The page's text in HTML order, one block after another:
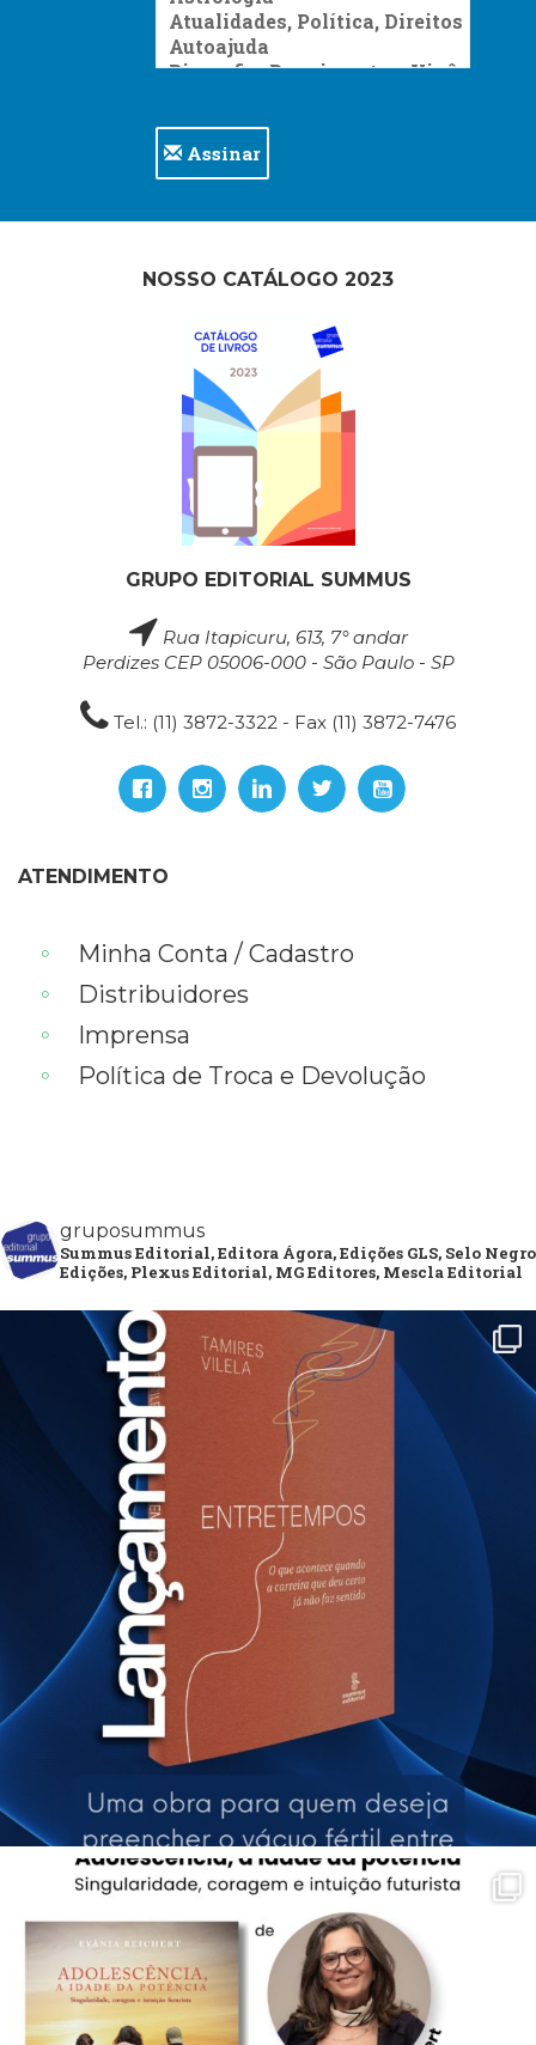
Assinar
NOSSO CATÁLOGO 2023
GRUPO EDITORIAL SUMMUS
Rua Itapicuru, 613, 7° andar
Perdizes CEP 05006-000 - São Paulo - SP
Tel.: (11) 3872-3322 - Fax (11) 3872-7476
ATENDIMENTO
Minha Conta / Cadastro
Distribuidores
Imprensa
Política de Troca e Devolução
gruposummus
Summus Editorial, Editora Ágora, Edições GLS, Selo Negro
Edições, Plexus Editorial, MG Editores, Mescla Editorial